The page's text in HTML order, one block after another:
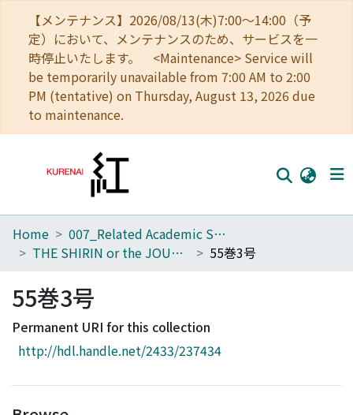
【メンテナンス】2026/08/13(木)7:00～14:00（予
定）において、メンテナンスのため、サービスを一
時停止いたします。 <Maintenance> Service will
be temporarily unavailable from 7:00 AM to 2:00
PM (tentative) on Thursday, August 13, 2026 due
to maintenance.
Home
Browse
Download Ranking
Access Statistics
Home
007_Related Academic Societies
THE SHIRIN or the JOURNAL OF HISTORY
55巻3号
55巻3号
Permanent URI for this collection
http://hdl.handle.net/2433/237434